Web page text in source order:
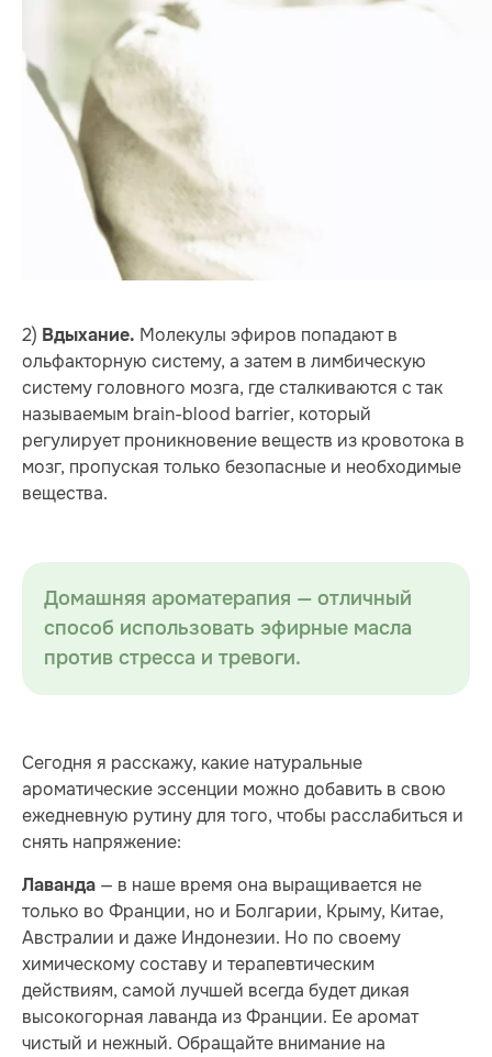
2) Вдыхание. Молекулы эфиров попадают в
ольфакторную систему, а затем в лимбическую
систему головного мозга, где сталкиваются с так
называемым brain-blood barrier, который
регулирует проникновение веществ из кровотока в
мозг, пропуская только безопасные и необходимые
вещества.
Домашняя ароматерапия — отличный
способ использовать эфирные масла
против стресса и тревоги.
Сегодня я расскажу, какие натуральные
ароматические эссенции можно добавить в свою
ежедневную рутину для того, чтобы расслабиться и
снять напряжение:
Лаванда — в наше время она выращивается не
только во Франции, но и Болгарии, Крыму, Китае,
Австралии и даже Индонезии. Но по своему
химическому составу и терапевтическим
действиям, самой лучшей всегда будет дикая
высокогорная лаванда из Франции. Ее аромат
чистый и нежный. Обращайте внимание на